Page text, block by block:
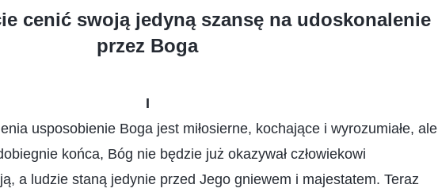
cenić swoją jedyną szansę na udoskonalenie
przez Boga
I
usposobienie Boga jest miłosierne, kochające i wyrozumiałe, ale
końca, Bóg nie będzie już okazywał człowiekowi
a ludzie staną jedynie przed Jego gniewem i majestatem. Teraz